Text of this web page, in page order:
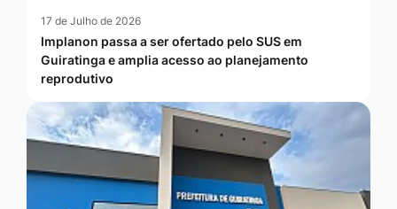
17 de Julho de 2026
Implanon passa a ser ofertado pelo SUS em
Guiratinga e amplia acesso ao planejamento
reprodutivo